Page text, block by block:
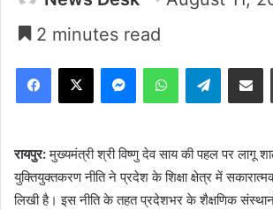
2 minutes read
Facebook
X MessengerWhatsAppTelegram
रायपुर:मुख्यमंत्री श्री विष्णु देव साय की पहल पर लागू
युक्तियुक्तकरण नीति ने प्रदेश के शिक्षा क्षेत्र में
लिखी है। इस नीति के तहत प्रदेशभर के शैक्षणिक